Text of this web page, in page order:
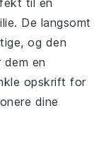
til en
De langsomt
og den
en
opskrift for
dine